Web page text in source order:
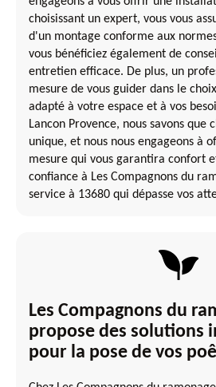
choisissant un expert, vous vous
d'un montage conforme aux
vous bénéficiez également de
entretien efficace. De plus, un
mesure de vous guider dans le
adapté à votre espace et à vos
Lancon Provence, nous savons que
unique, et nous nous engageons à
mesure qui vous garantira confort
confiance à Les Compagnons du
service à 13680 qui dépasse vos
Les Compagnons du
propose des solutions
pour la pose de vos